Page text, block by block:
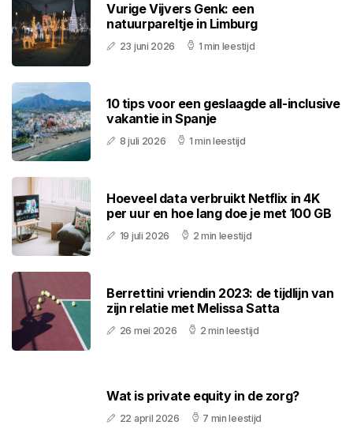
Vurige Vijvers Genk: een
natuurpareltje in Limburg
23 juni 2026 1 min leestijd
10 tips voor een geslaagde all-inclusive
vakantie in Spanje
8 juli 2026 1 min leestijd
Hoeveel data verbruikt Netflix in 4K
per uur en hoe lang doe je met 100 GB
19 juli 2026 2 min leestijd
Berrettini vriendin 2023: de tijdlijn van
zijn relatie met Melissa Satta
26 mei 2026 2 min leestijd
Wat is private equity in de zorg?
22 april 2026 7 min leestijd